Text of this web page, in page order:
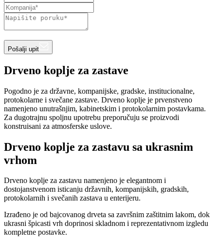
Pošalji upit
Drveno koplje za zastave
Pogodno je za državne, kompanijske, gradske, institucionalne,
protokolarne i svečane zastave. Drveno koplje je prvenstveno
namenjeno unutrašnjim, kabinetskim i protokolarnim postavkama.
Za dugotrajnu spoljnu upotrebu preporučuju se proizvodi
konstruisani za atmosferske uslove.
Drveno koplje za zastavu sa ukrasnim
vrhom
Drveno koplje za zastavu namenjeno je elegantnom i
dostojanstvenom isticanju državnih, kompanijskih, gradskih,
protokolarnih i svečanih zastava u enterijeru.
Izrađeno je od bajcovanog drveta sa završnim zaštitnim lakom, dok
ukrasni špicasti vrh doprinosi skladnom i reprezentativnom izgledu
kompletne postavke.